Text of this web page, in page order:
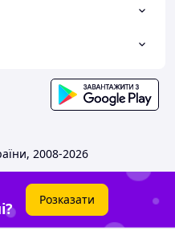
2008-2026
Розказати